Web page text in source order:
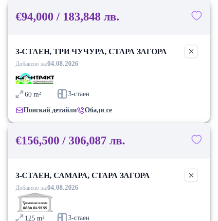
€94,000 / 183,848 лв.
3-СТАЕН, ТРИ ЧУЧУРА, СТАРА ЗАГОРА
Добавено на:04.08.2026
60 m² 3-стаен
Поискай детайли Обади се
€156,500 / 306,087 лв.
3-СТАЕН, САМАРА, СТАРА ЗАГОРА
Добавено на:04.08.2026
125 m² 3-стаен